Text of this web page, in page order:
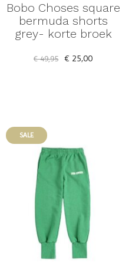
Bobo Choses square
bermuda shorts
grey- korte broek
€ 49,95 € 25,00
SALE